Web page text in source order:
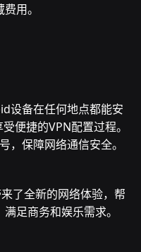
用。
设备在任何地点都能安
便捷的VPN配置过程。
保障网络通信安全。
了全新的网络体验，帮
足商务和娱乐需求。